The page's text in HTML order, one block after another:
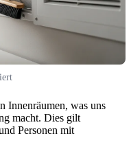
Innenräumen, was uns
macht. Dies gilt
Personen mit